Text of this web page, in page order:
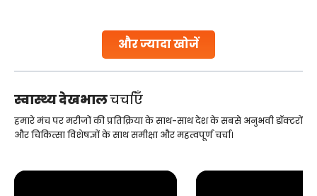
और ज्यादा खोजें
Studies, such as one published
स्वास्थ्य देखभालचर्चाएँ
हमारे मंच पर मरीजों की प्रतिक्रिया के साथ-साथ देश के सबसे अनुभवी डॉक्टरों
और चिकित्सा विशेषज्ञों के साथ समीक्षा और महत्वपूर्ण चर्चा।